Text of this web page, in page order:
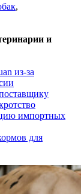
,
и
из-за
импортных
для